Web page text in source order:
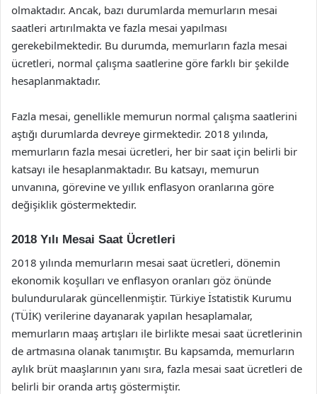
olmaktadır. Ancak, bazı durumlarda memurların mesai
saatleri artırılmakta ve fazla mesai yapılması
gerekebilmektedir. Bu durumda, memurların fazla mesai
ücretleri, normal çalışma saatlerine göre farklı bir şekilde
hesaplanmaktadır.
Fazla mesai, genellikle memurun normal çalışma saatlerini
aştığı durumlarda devreye girmektedir. 2018 yılında,
memurların fazla mesai ücretleri, her bir saat için belirli bir
katsayı ile hesaplanmaktadır. Bu katsayı, memurun
unvanına, görevine ve yıllık enflasyon oranlarına göre
değişiklik göstermektedir.
2018 Yılı Mesai Saat Ücretleri
2018 yılında memurların mesai saat ücretleri, dönemin
ekonomik koşulları ve enflasyon oranları göz önünde
bulundurularak güncellenmiştir. Türkiye İstatistik Kurumu
(TÜİK) verilerine dayanarak yapılan hesaplamalar,
memurların maaş artışları ile birlikte mesai saat ücretlerinin
de artmasına olanak tanımıştır. Bu kapsamda, memurların
aylık brüt maaşlarının yanı sıra, fazla mesai saat ücretleri de
belirli bir oranda artış göstermiştir.